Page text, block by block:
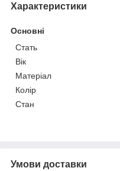
Характеристики
Основні
Стать
Вік
Матеріал
Колір
Стан
Умови доставки